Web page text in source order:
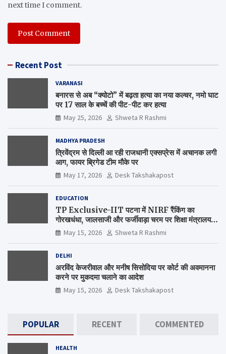
next time I comment.
Recent Post
VARANASI
बनारस से अब “क्योटो” में बढ़ता हत्या का नया कल्चर, नमो घाट
पर 17 साल के बच्चें की पीट-पीट कर हत्या
May 25, 2026 Shweta R Rashmi
MADHYA PRADESH
त्रिवेंद्रम से दिल्ली आ रही राजधानी एक्सप्रेस में अचानक लगी
आग, फायर ब्रिगेड टीम मौके पर
May 17, 2026 Desk Takshakapost
EDUCATION
TP Exclusive-IIT पटना में NIRF रैंकिंग का
गोरखधंधा, जालसाजी और फर्जीवाड़ा चरम पर शिक्षा मंत्रालय
कब जागेगा ?
May 15, 2026 Shweta R Rashmi
DELHI
अरविंद केजरीवाल और मनीष सिसोदिया पर कोर्ट की अवमानना
करने पर मुकदमा चलाने का आदेश
May 15, 2026 Desk Takshakapost
POPULAR RECENT COMMENTED
HEALTH